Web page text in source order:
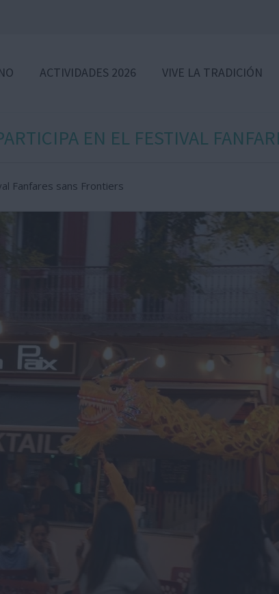
ACTIVIDADES 2026 VIVE LA TRADICIÓN
EN EL FESTIVAL
Fanfares sans Frontiers